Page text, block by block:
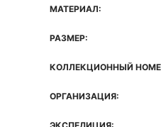
МАТЕРИАЛ:
РАЗМЕР:
КОЛЛЕКЦИОННЫЙ
ОРГАНИЗАЦИЯ: